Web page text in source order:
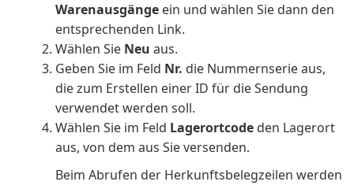
Warenausgänge ein und wählen Sie dann den
entsprechenden Link.
Wählen Sie Neu aus.
Geben Sie im Feld Nr. die Nummernserie aus,
die zum Erstellen einer ID für die Sendung
verwendet werden soll.
Wählen Sie im Feld Lagerortcode den Lagerort
aus, von dem aus Sie versenden.
Beim Abrufen der Herkunftsbelegzeilen werden